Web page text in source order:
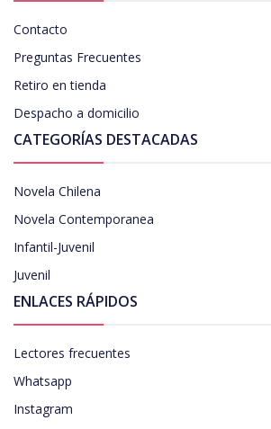
Contacto
Preguntas Frecuentes
Retiro en tienda
Despacho a domicilio
CATEGORÍAS DESTACADAS
Novela Chilena
Novela Contemporanea
Infantil-Juvenil
Juvenil
ENLACES RÁPIDOS
Lectores frecuentes
Whatsapp
Instagram